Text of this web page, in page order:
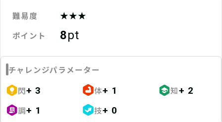
難易度 ★★★
ポイント 8pt
チャレンジパラメーター
閃+ 3 体+ 1 知+ 2
調+ 1 技+ 0